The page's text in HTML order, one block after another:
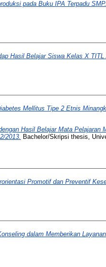
pada Buku IPA Terpadu SMP.
Hasil Belajar Siswa Kelas X
Mellitus Tipe 2 Etnis
Hasil Belajar Mata Pelajaran
2013.
Bachelor/Skripsi thesis,
Promotif dan Preventif
dalam Memberikan